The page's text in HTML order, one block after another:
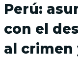
Perú:
con el
al crimen